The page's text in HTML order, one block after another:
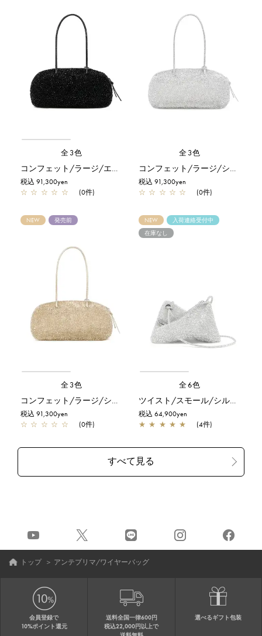
全3色
税込 91,300yen
☆ ☆ ☆ ☆ ☆ (0件)
全3色
税込 91,300yen
☆ ☆ ☆ ☆ ☆ (0件)
NEW 発売前
全3色
コンフェット/ラージ/シルバーゴールド
税込 91,300yen
☆ ☆ ☆ ☆ ☆ (0件)
NEW
入荷連絡受付中
在庫なし
全6色
ツイスト/スモール/シルバー
税込 64,900yen
★ ★ ★ ★ ★ (4件)
トップ ＞ アンテプリマ/ワイヤーバッグ
会員登録で
10%ポイント還元
送料全国一律600円
税込22,000円以上で
選べるギフト包装